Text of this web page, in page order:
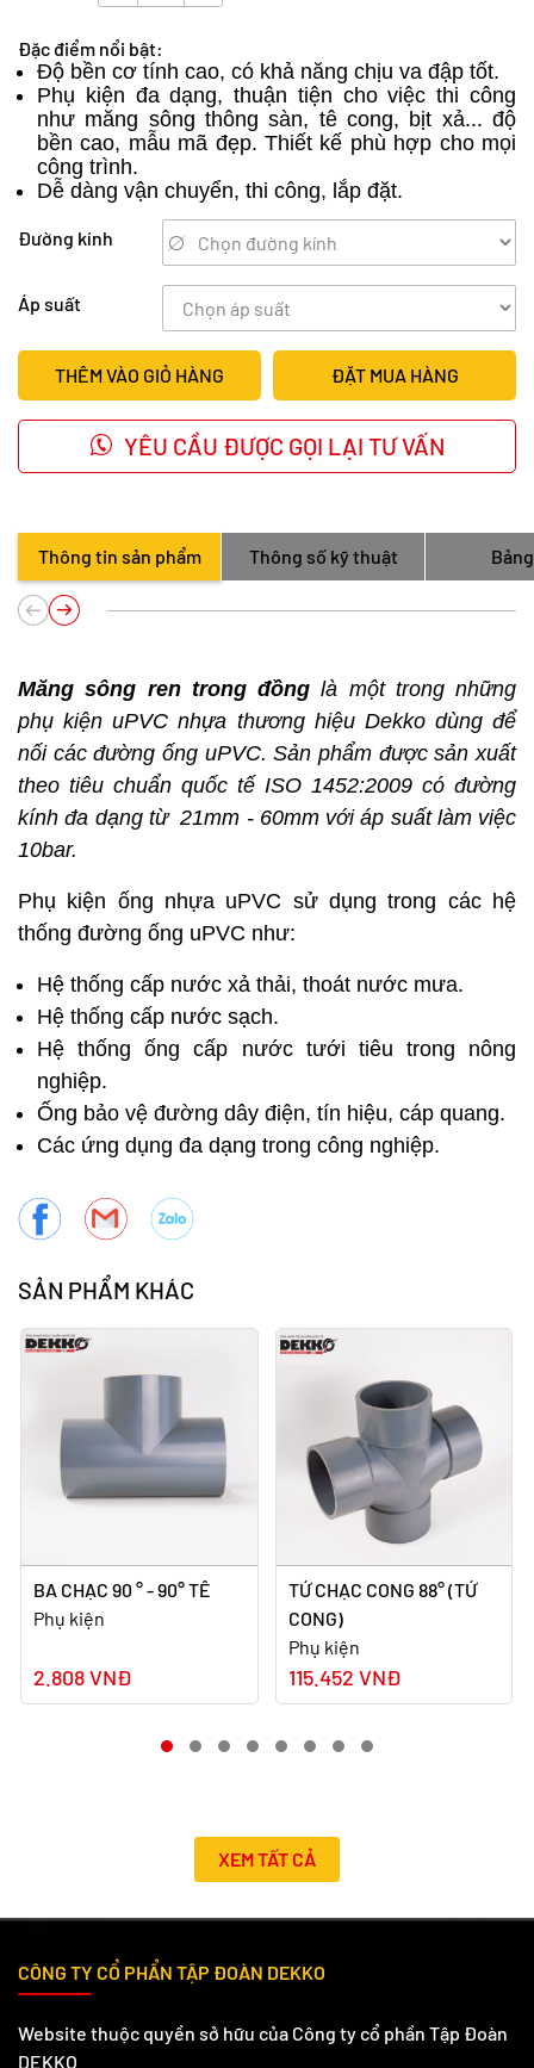
Đặc điểm nổi bật:
Độ bền cơ tính cao, có khả năng chịu va đập tốt.
Phụ kiện đa dạng, thuận tiện cho việc thi công
như măng sông thông sàn, tê cong, bịt xả... độ
bền cao, mẫu mã đẹp. Thiết kế phù hợp cho mọi
công trình.
Dễ dàng vận chuyển, thi công, lắp đặt.
Đường kính
Áp suất
THÊM VÀO GIỎ HÀNG ĐẶT MUA HÀNG
YÊU CẦU ĐƯỢC GỌI LẠI TƯ VẤN
Thông tin sản phẩm Thông số kỹ thuật
Măng sông ren trong đồng là một trong những
phụ kiện uPVC nhựa thương hiệu Dekko dùng để
nối các đường ống uPVC. Sản phẩm được sản xuất
theo tiêu chuẩn quốc tế ISO 1452:2009 có đường
kính đa dạng từ 21mm - 60mm với áp suất làm việc
10bar.
Phụ kiện ống nhựa uPVC sử dụng trong các hệ
thống đường ống uPVC như:
Hệ thống cấp nước xả thải, thoát nước mưa.
Hệ thống cấp nước sạch.
Hệ thống ống cấp nước tưới tiêu trong nông
nghiệp.
Ống bảo vệ đường dây điện, tín hiệu, cáp quang.
Các ứng dụng đa dạng trong công nghiệp.
SẢN PHẨM KHÁC
BA CHẠC 90 ° - 90° TÊ
Phụ kiện
2.808 VNĐ
TỨ CHẠC CONG 88° (TỨ
CONG)
Phụ kiện
115.452 VNĐ
XEM TẤT CẢ
CÔNG TY CỔ PHẨN TẬP ĐOÀN DEKKO
Website thuộc quyền sở hữu của Công ty cổ phần Tập Đoàn
DEKKO